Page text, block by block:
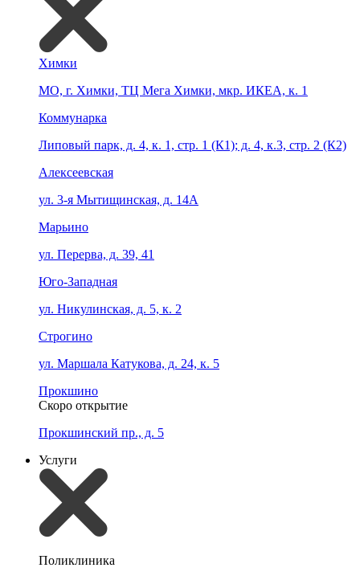
Химки
МО, г. Химки, ТЦ Мега Химки, мкр. ИКЕА, к. 1
Коммунарка
Липовый парк, д. 4, к. 1, стр. 1 (К1); д. 4, к.3, стр. 2 (К2)
Алексеевская
ул. 3-я Мытищинская, д. 14А
Марьино
ул. Перерва, д. 39, 41
Юго-Западная
ул. Никулинская, д. 5, к. 2
Строгино
ул. Маршала Катукова, д. 24, к. 5
Прокшино
Скоро открытие
Прокшинский пр., д. 5
Услуги
Поликлиника